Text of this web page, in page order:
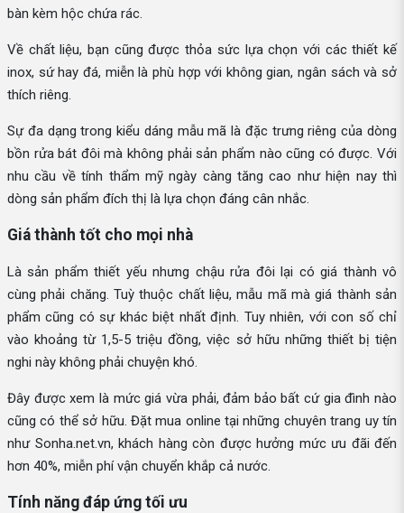
bàn kèm hộc chứa rác.
Về chất liệu, bạn cũng được thỏa sức lựa chọn với các thiết kế
inox, sứ hay đá, miễn là phù hợp với không gian, ngân sách và sở
thích riêng.
Sự đa dạng trong kiểu dáng mẫu mã là đặc trưng riêng của dòng
bồn rửa bát đôi mà không phải sản phẩm nào cũng có được. Với
nhu cầu về tính thẩm mỹ ngày càng tăng cao như hiện nay thì
dòng sản phẩm đích thị là lựa chọn đáng cân nhắc.
Giá thành tốt cho mọi nhà
Là sản phẩm thiết yếu nhưng chậu rửa đôi lại có giá thành vô
cùng phải chăng. Tuỳ thuộc chất liệu, mẫu mã mà giá thành sản
phẩm cũng có sự khác biệt nhất định. Tuy nhiên, với con số chỉ
vào khoảng từ 1,5-5 triệu đồng, việc sở hữu những thiết bị tiện
nghi này không phải chuyện khó.
Đây được xem là mức giá vừa phải, đảm bảo bất cứ gia đình nào
cũng có thể sở hữu. Đặt mua online tại những chuyên trang uy tín
như Sonha.net.vn, khách hàng còn được hưởng mức ưu đãi đến
hơn 40%, miễn phí vận chuyển khắp cả nước.
Tính năng đáp ứng tối ưu